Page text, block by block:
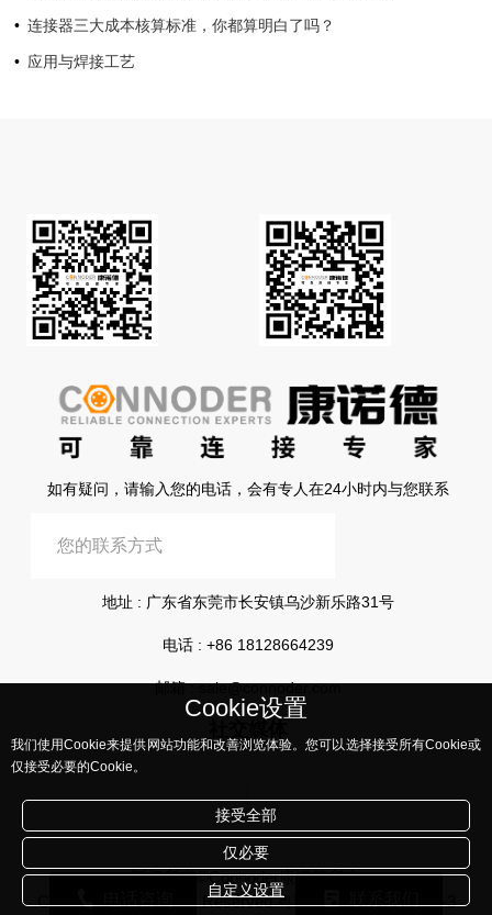
Cookie设置
我们使用Cookie来提供网站功能和改善浏览体验。您可以选择接受所有Cookie或
仅接受必要的Cookie。
接受全部
仅必要
自定义设置
连接器三大成本核算标准，你都算明白了吗？
应用与焊接工艺
如有疑问，请输入您的电话，会有专人在24小时内与您联系
地址 : 广东省东莞市长安镇乌沙新乐路31号
电话 : +86 18128664239
邮箱 :sale@connoder.com
版权所有©Connoder康诺德所有
Corporation, All Rights Reserved粤ICP备2023108441号-3